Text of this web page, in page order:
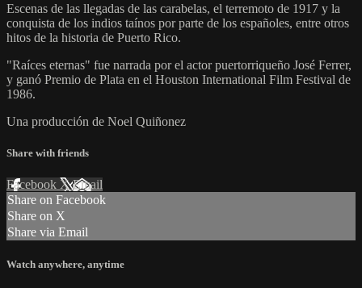
Escenas de las llegadas de las carabelas, el terremoto de 1917 y la
conquista de los indios taínos por parte de los españoles, entre otros
hitos de la historia de Puerto Rico.
"Raíces eternas" fue narrada por el actor puertorriqueño José Ferrer,
y ganó Premio de Plata en el Houston International Film Festival de
1986.
Una producción de Noel Quiñonez
Share with friends
Facebook XEmail
Share on Facebook
Share on X
Share via Email
Watch anywhere, anytime